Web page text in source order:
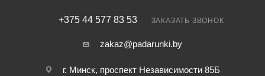
+375 44 577 83 53 ЗАКАЗАТЬ ЗВОНОК
zakaz@padarunki.by
г. Минск, проспект Независимости 85Б